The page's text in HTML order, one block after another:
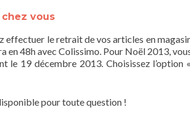
vous
effectuer le retrait de vos articles en
en 48h avec Colissimo. Pour Noël 2013,
le 19 décembre 2013. Choisissez l’option
pour toute question !